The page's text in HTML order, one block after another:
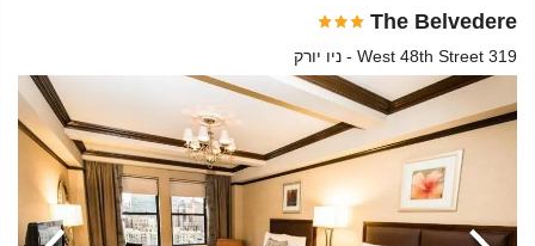
The Belvedere
319 West 48th Street - ניו יורק